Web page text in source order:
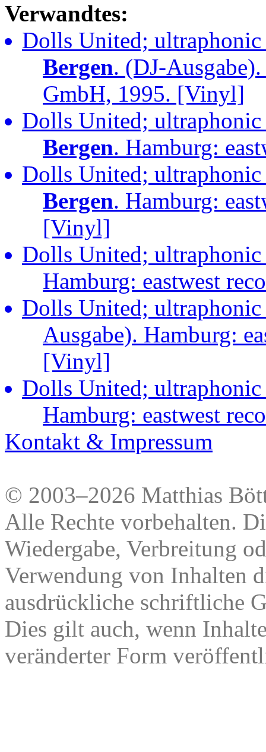
Verwandtes:
Dolls United;
Bergen. (DJ-
GmbH, 1995. [Vinyl]
Dolls United;
Bergen. Hamburg:
Dolls United;
Bergen. Hamburg:
[Vinyl]
Dolls United;
Hamburg: eastwest
Dolls United;
Ausgabe). Hamburg:
[Vinyl]
Dolls United;
Hamburg: eastwest
Kontakt & Impressum
© 2003–2026 Matthias
Alle Rechte vorbehalten.
Wiedergabe, Verbreitung
Verwendung von Inhalten
ausdrückliche schriftliche
Dies gilt auch, wenn
veränderter Form